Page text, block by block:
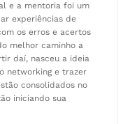
e a mentoria foi um
experiências de
os erros e acertos
melhor caminho a
daí, nasceu a ideia
networking e trazer
consolidados no
iniciando sua